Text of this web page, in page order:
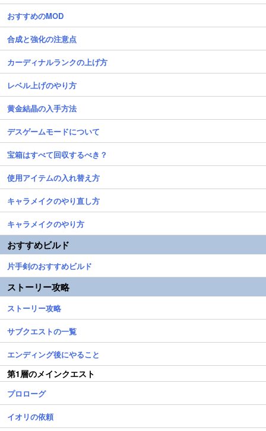
おすすめのMOD
合成と強化の注意点
カーディナルランクの上げ方
レベル上げのやり方
黄金結晶の入手方法
デスゲームモードについて
宝箱はすべて回収するべき？
使用アイテムの入れ替え方
キャラメイクのやり直し方
キャラメイクのやり方
おすすめビルド
片手剣のおすすめビルド
ストーリー攻略
ストーリー攻略
サブクエストの一覧
エンディング後にやること
第1層のメインクエスト
プロローグ
イオリの依頼